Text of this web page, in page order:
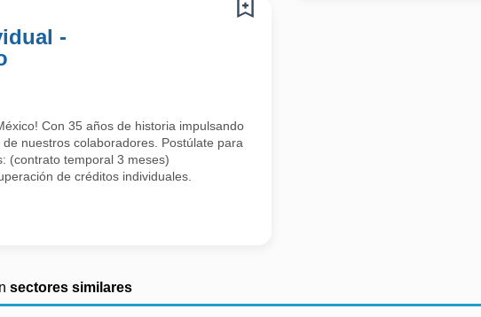
-
Con 35 años de historia impulsando
nuestros colaboradores. Postúlate para
(contrato temporal 3 meses)
de créditos individuales.
sectores similares